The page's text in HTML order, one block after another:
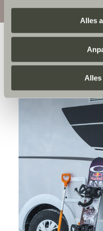
eigene Zwecke
zusammenführen.
Datenschutzerklärung
einzelne Cookies/Dienste
erteilen Sie uns Ihre
Daten zu den genannten
freiwillig, für den Besuch
und kann jederzeit über
werden. Klicken Sie auf
notwendigen Cookies auf
den störungsfreien
Ermöglichung der
Alles
Alles